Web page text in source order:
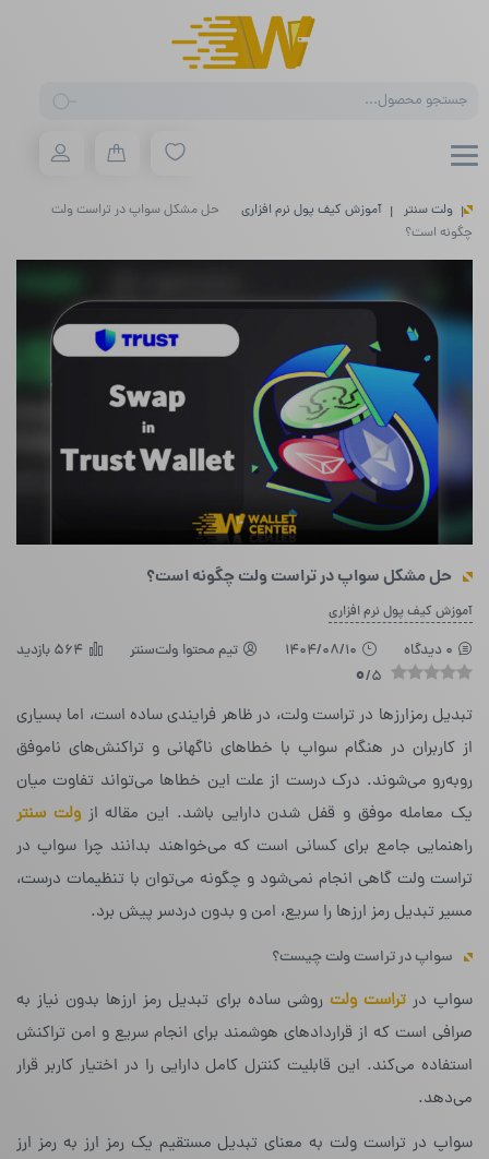
search
ولت سنتر آموزش کیف پول نرم افزاری
حل مشکل سواپ در تراست ولت
چگونه است؟
حل مشکل سواپ در تراست ولت چگونه است؟
آموزش کیف پول نرم افزاری
0 دیدگاه 1404/08/10 تیم محتوا ولت‌سنتر 564 بازدید
0/5
تبدیل رمزارزها در تراست ولت، در ظاهر فرایندی ساده است، اما بسیاری
از کاربران در هنگام سواپ با خطاهای ناگهانی و تراکنش‌های ناموفق
روبه‌رو می‌شوند. درک درست از علت این خطاها می‌تواند تفاوت میان
یک معامله موفق و قفل شدن دارایی باشد. این مقاله ازولت سنتر
راهنمایی جامع برای کسانی است که می‌خواهند بدانند چرا سواپ در
تراست ولت گاهی انجام نمی‌شود و چگونه می‌توان با تنظیمات درست،
مسیر تبدیل رمز ارزها را سریع، امن و بدون دردسر پیش برد.
سواپ در تراست ولت چیست؟
سواپ درتراست ولت روشی ساده برای تبدیل رمز ارزها بدون نیاز به
صرافی است که از قراردادهای هوشمند برای انجام سریع و امن تراکنش
استفاده می‌کند. این قابلیت کنترل کامل دارایی را در اختیار کاربر قرار
می‌دهد.
سواپ در تراست ولت به معنای تبدیل مستقیم یک رمز ارز به رمز ارز